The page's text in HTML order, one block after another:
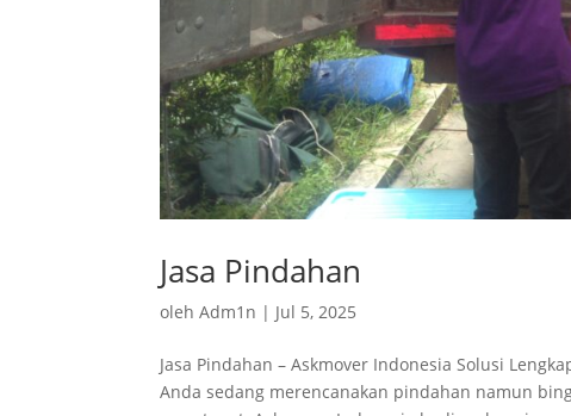
Jasa Pindahan
olehAdm1n | Jul 5, 2025
Jasa Pindahan – Askmover Indonesia Solusi
Anda sedang merencanakan pindahan namun